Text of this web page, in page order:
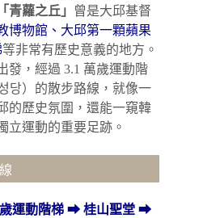
「青蘿之丘」
曾是大邱基督
博物館、大邱第一顆蘋果
等非常有歷史意義的地方。
發，經過 3.1 萬歲運動階
당）的散步路線，就像一
的歷史氛圍，還能一窺韓
立運動的重要足跡。
運動階梯 ➡ 桂山聖堂 ➡